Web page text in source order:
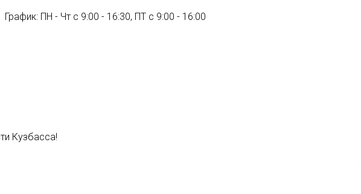
График: ПН - Чт с 9:00 - 16:30, ПТ с 9:00 - 16:00
Кузбасса!